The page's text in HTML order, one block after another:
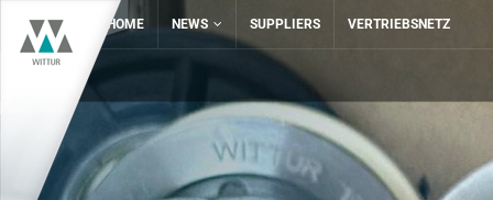
HOME NEWS SUPPLIERS VERTRIEBSNETZ